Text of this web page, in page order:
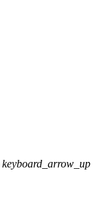
keyboard_arrow_up